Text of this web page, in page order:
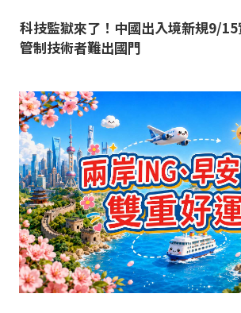
科技監獄來了！中國出入境新規9/
管制技術者難出國門